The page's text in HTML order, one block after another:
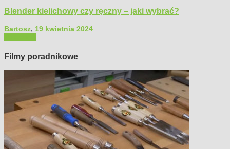
Blender kielichowy czy ręczny – jaki wybrać?
Bartosz, 19 kwietnia 2024
Filmy poradnikowe